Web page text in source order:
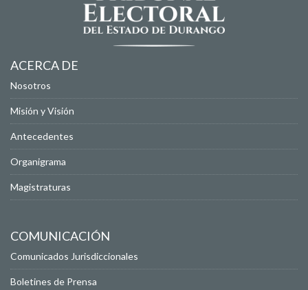
ACERCA DE
Nosotros
Misión y Visión
Antecedentes
Organigrama
Magistraturas
COMUNICACIÓN
Comunicados Jurisdiccionales
Boletines de Prensa